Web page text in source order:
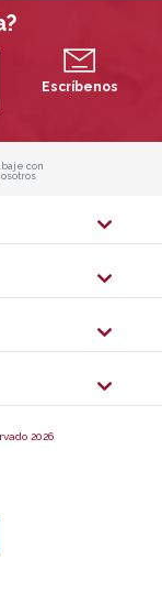
Escríbenos
con
2026